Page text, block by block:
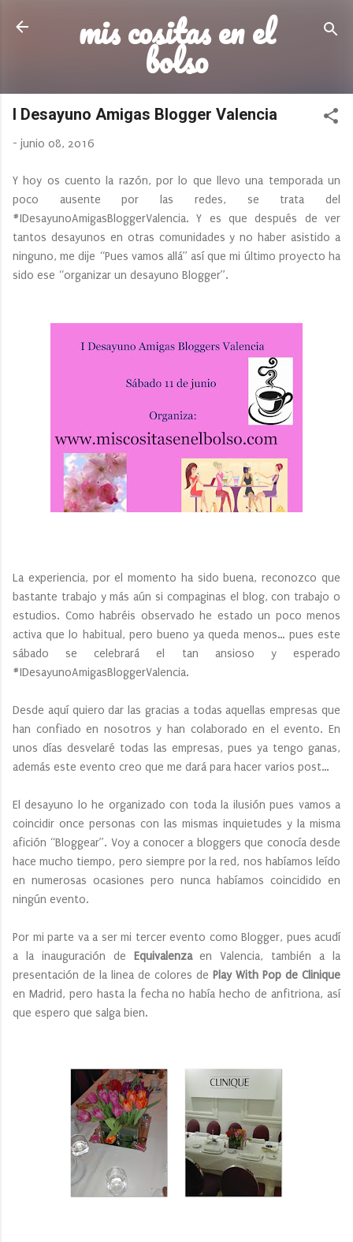
Ir al contenido principal
mis cositas en el
bolso
I Desayuno Amigas Blogger Valencia
- junio 08, 2016
Y hoy os cuento la razón, por lo que llevo una temporada un
poco ausente por las redes, se trata del
#IDesayunoAmigasBloggerValencia. Y es que después de ver
tantos desayunos en otras comunidades y no haber asistido a
ninguno, me dije “Pues vamos allá” así que mi último proyecto ha
sido ese “organizar un desayuno Blogger”.
La experiencia, por el momento ha sido buena, reconozco que
bastante trabajo y más aún si compaginas el blog, con trabajo o
estudios. Como habréis observado he estado un poco menos
activa que lo habitual, pero bueno ya queda menos… pues este
sábado se celebrará el tan ansioso y esperado
#IDesayunoAmigasBloggerValencia.
Desde aquí quiero dar las gracias a todas aquellas empresas que
han confiado en nosotros y han colaborado en el evento. En
unos días desvelaré todas las empresas, pues ya tengo ganas,
además este evento creo que me dará para hacer varios post…
El desayuno lo he organizado con toda la ilusión pues vamos a
coincidir once personas con las mismas inquietudes y la misma
afición “Bloggear”. Voy a conocer a bloggers que conocía desde
hace mucho tiempo, pero siempre por la red, nos habíamos leído
en numerosas ocasiones pero nunca habíamos coincidido en
ningún evento.
Por mi parte va a ser mi tercer evento como Blogger, pues acudí
a la inauguración de Equivalenzaen Valencia, también a la
presentación de la linea de colores de Play With Pop de Clinique
en Madrid, pero hasta la fecha no había hecho de anfitriona, así
que espero que salga bien.